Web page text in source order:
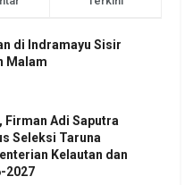
di Indramayu Sisir
Malam
Firman Adi Saputra
Seleksi Taruna
Kelautan dan
2027